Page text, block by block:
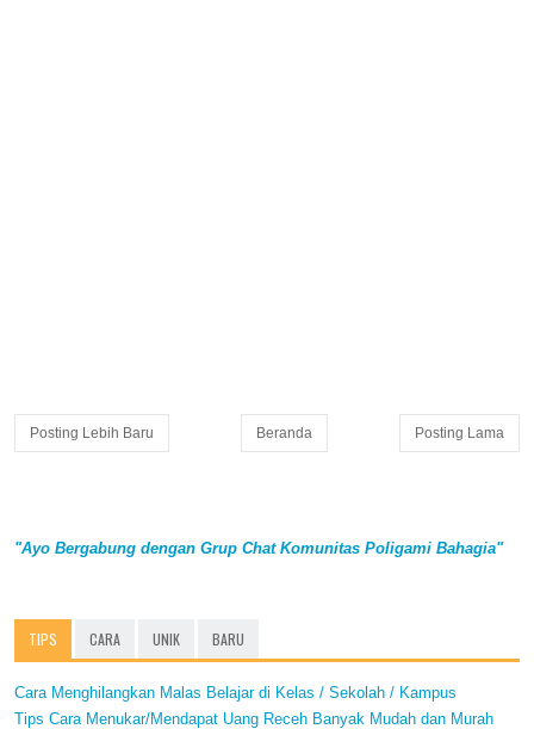
Posting Lebih Baru Posting Lama
Beranda
"Ayo Bergabung dengan Grup Chat Komunitas Poligami Bahagia"
TIPS CARA UNIK BARU
Cara Menghilangkan Malas Belajar di Kelas / Sekolah / Kampus
Tips Cara Menukar/Mendapat Uang Receh Banyak Mudah dan Murah